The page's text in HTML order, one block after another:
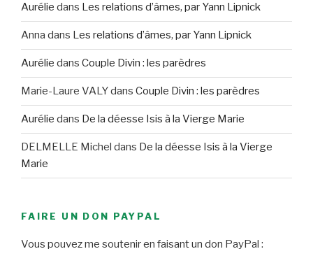
Aurélie dans Les relations d’âmes, par Yann Lipnick
Anna dans Les relations d’âmes, par Yann Lipnick
Aurélie dans Couple Divin : les parèdres
Marie-Laure VALYdans Couple Divin : les parèdres
Aurélie dans De la déesse Isis à la Vierge Marie
DELMELLE Michel dans De la déesse Isis à la Vierge
Marie
FAIRE UN DON PAYPAL
Vous pouvez me soutenir en faisant un don PayPal :